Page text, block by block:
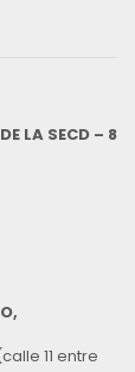
LA SECD – 8
11 entre